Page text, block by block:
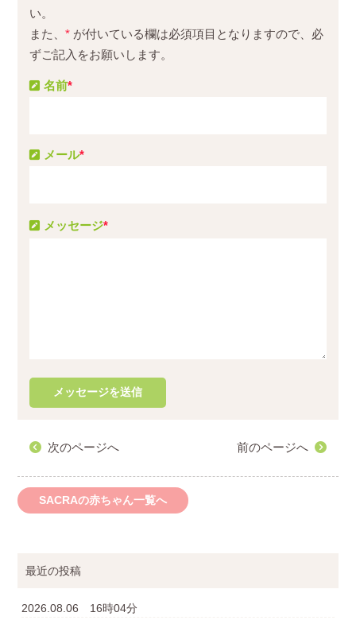
い。
また、* が付いている欄は必須項目となりますので、必
ずご記入をお願いします。
メッセージ*
名前*
メール*
次のページへ 前のページへ
SACRAの赤ちゃん一覧へ
最近の投稿
2026.08.06 16時04分